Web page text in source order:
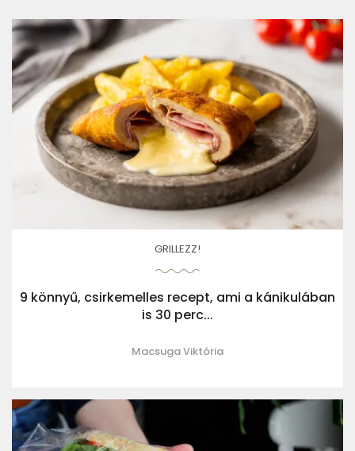
GRILLEZZ!
9 könnyű, csirkemelles recept, ami a kánikulában
is 30 perc...
Macsuga Viktória